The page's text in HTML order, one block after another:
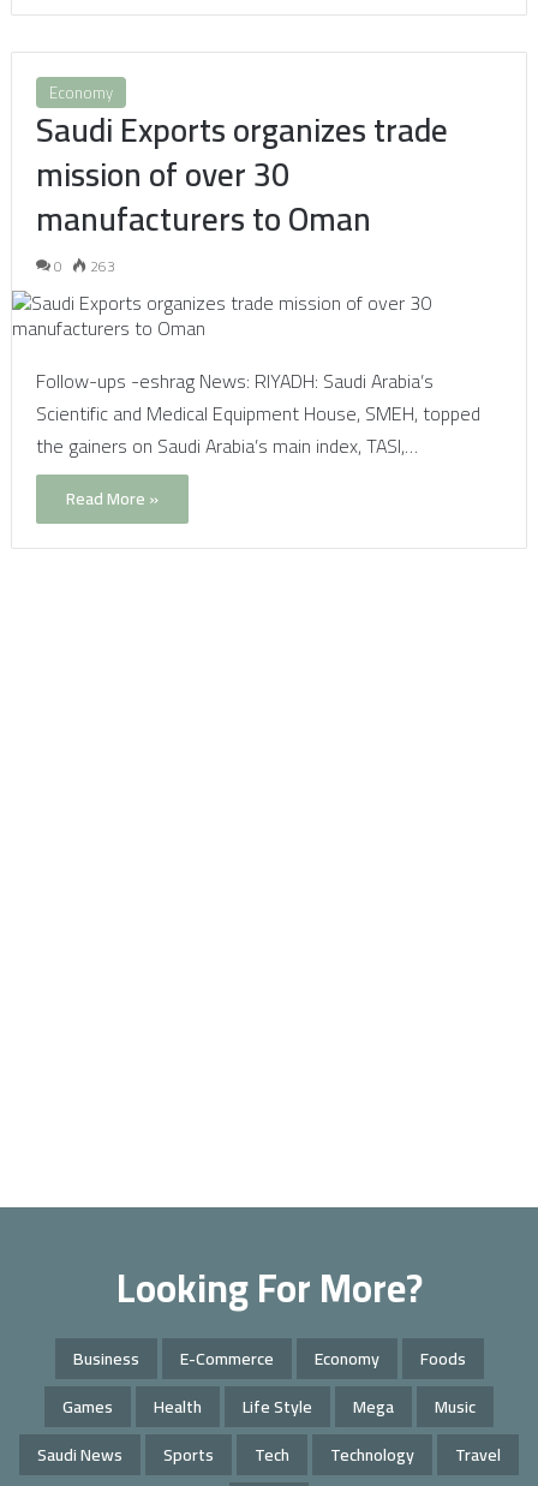
Economy
Saudi Exports organizes trade
mission of over 30
manufacturers to Oman
0 263
Follow-ups -eshrag News: RIYADH: Saudi Arabia’s
Scientific and Medical Equipment House, SMEH, topped
the gainers on Saudi Arabia’s main index, TASI,…
Read More »
Looking For More?
Business E-Commerce Economy
Foods
Games
Health Life Style Mega
Music
Saudi News
Sports Tech Technology
Travel